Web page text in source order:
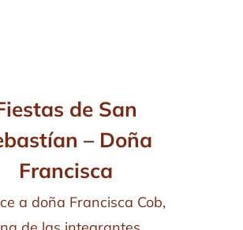
de San
– Doña
Francisca
a doña Francisca Cob,